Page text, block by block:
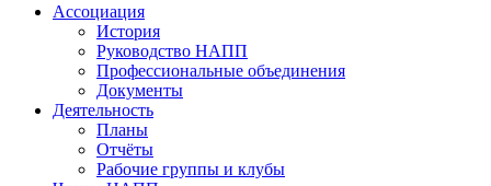
Ассоциация
История
Руководство НАПП
Профессиональные объединения
Документы
Деятельность
Планы
Отчёты
Рабочие группы и клубы